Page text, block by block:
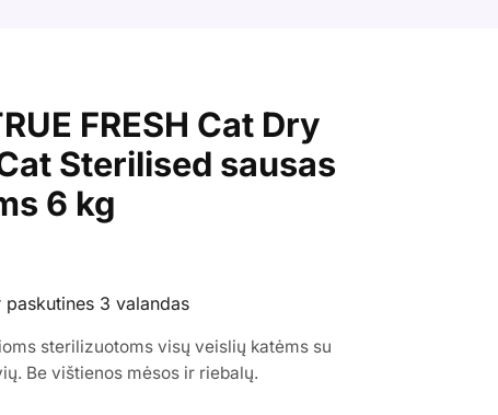
FRESH Cat Dry
Sterilised sausas
6 kg
paskutines 3 valandas
sterilizuotoms visų veislių katėms su
Be vištienos mėsos ir riebalų.